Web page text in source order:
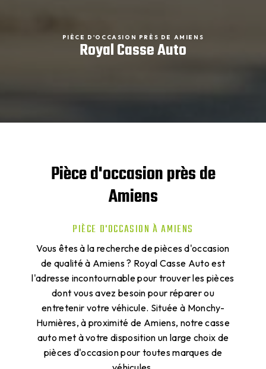
PIÈCE D'OCCASION PRÈS DE AMIENS
Royal Casse Auto
Pièce d'occasion près de
Amiens
PIÈCE D'OCCASION À AMIENS
Vous êtes à la recherche de pièces d'occasion
de qualité à Amiens ? Royal Casse Auto est
l'adresse incontournable pour trouver les pièces
dont vous avez besoin pour réparer ou
entretenir votre véhicule. Située à Monchy-
Humières, à proximité de Amiens, notre casse
auto met à votre disposition un large choix de
pièces d'occasion pour toutes marques de